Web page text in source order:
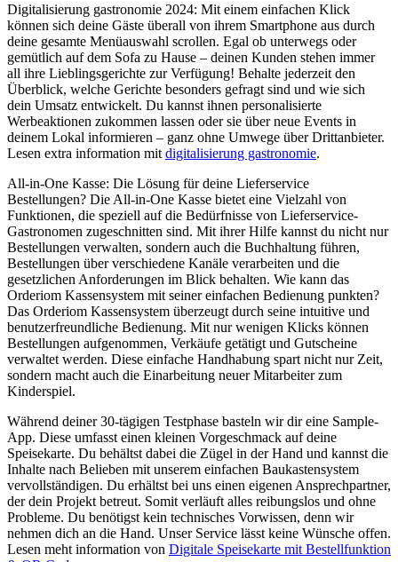
Digitalisierung gastronomie 2024: Mit einem einfachen Klick
können sich deine Gäste überall von ihrem Smartphone aus durch
deine gesamte Menüauswahl scrollen. Egal ob unterwegs oder
gemütlich auf dem Sofa zu Hause – deinen Kunden stehen immer
all ihre Lieblingsgerichte zur Verfügung! Behalte jederzeit den
Überblick, welche Gerichte besonders gefragt sind und wie sich
dein Umsatz entwickelt. Du kannst ihnen personalisierte
Werbeaktionen zukommen lassen oder sie über neue Events in
deinem Lokal informieren – ganz ohne Umwege über Drittanbieter.
Lesen extra information mit digitalisierung gastronomie.
All-in-One Kasse: Die Lösung für deine Lieferservice
Bestellungen? Die All-in-One Kasse bietet eine Vielzahl von
Funktionen, die speziell auf die Bedürfnisse von Lieferservice-
Gastronomen zugeschnitten sind. Mit ihrer Hilfe kannst du nicht nur
Bestellungen verwalten, sondern auch die Buchhaltung führen,
Bestellungen über verschiedene Kanäle verarbeiten und die
gesetzlichen Anforderungen im Blick behalten. Wie kann das
Orderiom Kassensystem mit seiner einfachen Bedienung punkten?
Das Orderiom Kassensystem überzeugt durch seine intuitive und
benutzerfreundliche Bedienung. Mit nur wenigen Klicks können
Bestellungen aufgenommen, Verkäufe getätigt und Gutscheine
verwaltet werden. Diese einfache Handhabung spart nicht nur Zeit,
sondern macht auch die Einarbeitung neuer Mitarbeiter zum
Kinderspiel.
Während deiner 30-tägigen Testphase basteln wir dir eine Sample-
App. Diese umfasst einen kleinen Vorgeschmack auf deine
Speisekarte. Du behältst dabei die Zügel in der Hand und kannst die
Inhalte nach Belieben mit unserem einfachen Baukastensystem
vervollständigen. Du erhältst bei uns einen eigenen Ansprechpartner,
der dein Projekt betreut. Somit verläuft alles reibungslos und ohne
Probleme. Du benötigst kein technisches Vorwissen, denn wir
nehmen dich an die Hand. Unser Service lässt keine Wünsche offen.
Lesen meht information von Digitale Speisekarte mit Bestellfunktion